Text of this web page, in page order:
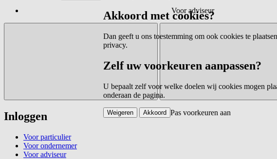
Voor adviseur
Inloggen
Voor particulier
Voor ondernemer
Voor adviseur
Akkoord met cookies?
Dan geeft u ons toestemming om ook cookies te
privacy.
Zelf uw voorkeuren aanpassen?
U bepaalt zelf voor welke doelen wij cookies mogen
onderaan de pagina.
Pas voorkeuren aan
Weigeren Akkoord